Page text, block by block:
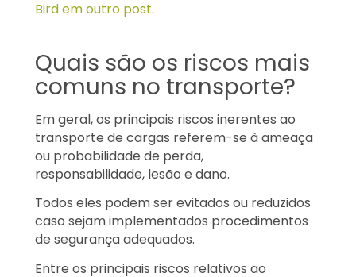
Bird em outro post.
Quais são os riscos mais
comuns no transporte?
Em geral, os principais riscos inerentes ao
transporte de cargas referem-se à ameaça
ou probabilidade de perda,
responsabilidade, lesão e dano.
Todos eles podem ser evitados ou reduzidos
caso sejam implementados procedimentos
de segurança adequados.
Entre os principais riscos relativos ao